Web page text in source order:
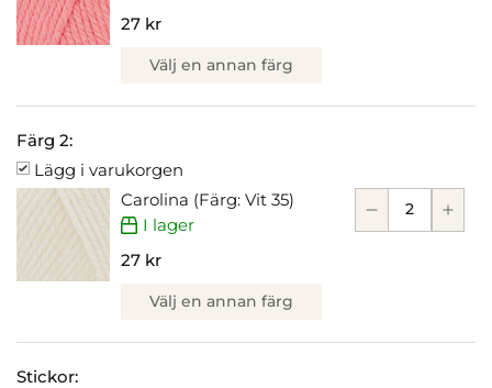
27 kr
Välj en annan färg
Färg 2:
Lägg i varukorgen
Carolina (Färg: Vit 35)
I lager
27 kr
Välj en annan färg
Stickor: